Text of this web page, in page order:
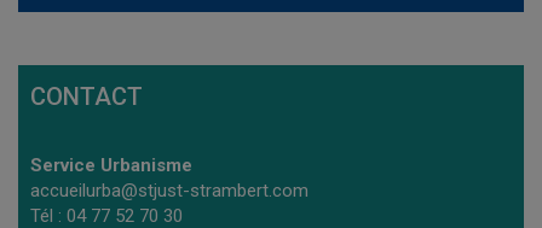
CONTACT
Service Urbanisme
accueilurba@stjust-strambert.com
Tél : 04 77 52 70 30